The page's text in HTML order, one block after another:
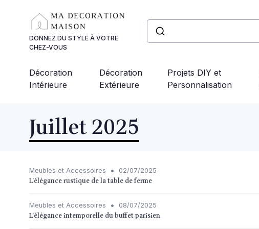
DONNEZ DU STYLE À VOTRE
CHEZ-VOUS
Décoration
Intérieure
Décoration
Extérieure
Projets DIY et
Personnalisation
Juillet 2025
Meubles et Accessoires • 02/07/2025
L'élégance rustique de la table de ferme
Meubles et Accessoires • 08/07/2025
L'élégance intemporelle du buffet parisien